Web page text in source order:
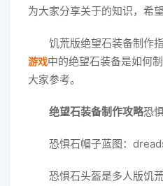
为大家分享关于的知识，希
饥荒版绝望石装备制作
游戏中的绝望石装备是如何
大家参考。
绝望石装备制作攻略恐
恐惧石帽子蓝图：
恐惧石头盔是多人版饥